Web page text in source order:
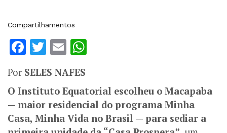
Compartilhamentos
Facebook
Twitter
Email
Por SELES NAFES
O Instituto Equatorial escolheu o Macapaba
— maior residencial do programa Minha
Casa, Minha Vida no Brasil — para sediar a